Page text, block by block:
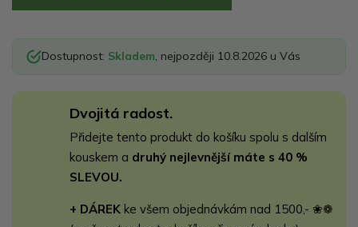
Dostupnost: Skladem, nejpozději 10.8.2026 u Vás
Dvojitá radost.
Přidejte tento produkt do košíku spolu s dalším
kouskem a druhý nejlevnější máte s 40 %
SLEVOU.
+ DÁREK ke všem objednávkám nad 1500,- ❀❁